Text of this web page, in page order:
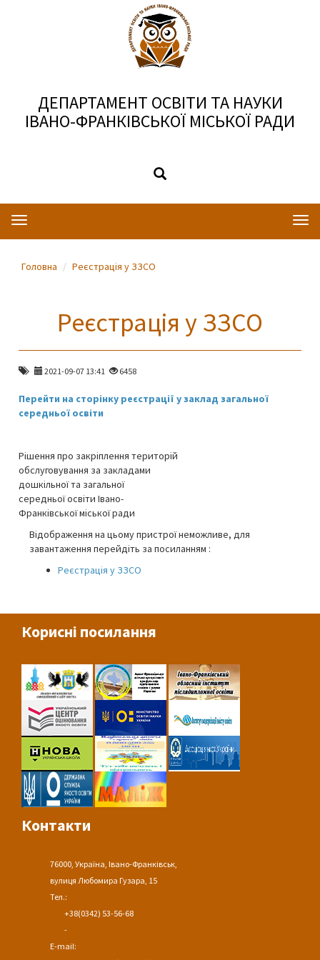
ДЕПАРТАМЕНТ ОСВІТИ ТА НАУКИ
ІВАНО-ФРАНКІВСЬКОЇ МІСЬКОЇ РАДИ
Toggle
Головна Реєстрація у ЗЗСО
Реєстрація у ЗЗСО
2021-09-07 13:41 6458
Перейти на сторінку реєстрації у заклад загальної
середньої освіти
Рішення про закріплення територій
обслуговування за закладами
дошкільної та загальної
середньої освіти Івано-
Франківської міської ради
Відображення на цьому пристрої неможливе, для
завантаження перейдіть за посиланням :
Реєстрація у ЗЗСО
Корисні посилання
Контакти
76000, Україна, Івано-Франківськ,
вулиця Любомира Гузара, 15
Тел.:
+38(0342) 53-56-68
-
E-mail: